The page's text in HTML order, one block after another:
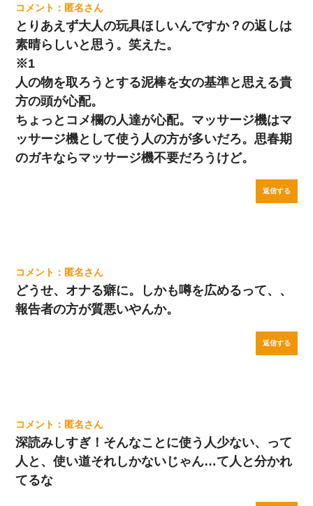
匿名
とりあえず大人の玩具ほしいんですか？の返しは
素晴らしいと思う。笑えた。
※1
人の物を取ろうとする泥棒を女の基準と思える貴
方の頭が心配。
ちょっとコメ欄の人達が心配。マッサージ機はマ
ッサージ機として使う人の方が多いだろ。思春期
のガキならマッサージ機不要だろうけど。
返信する
匿名
どうせ、オナる癖に。しかも噂を広めるって、、
報告者の方が質悪いやんか。
返信する
匿名
深読みしすぎ！そんなことに使う人少ない、って
人と、使い道それしかないじゃん…て人と分かれ
てるな